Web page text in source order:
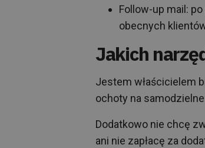
Follow-up mail:
obecnych
Jakich
Jestem właścicielem
ochoty na
Dodatkowo nie chcę
ani nie zapłacę za